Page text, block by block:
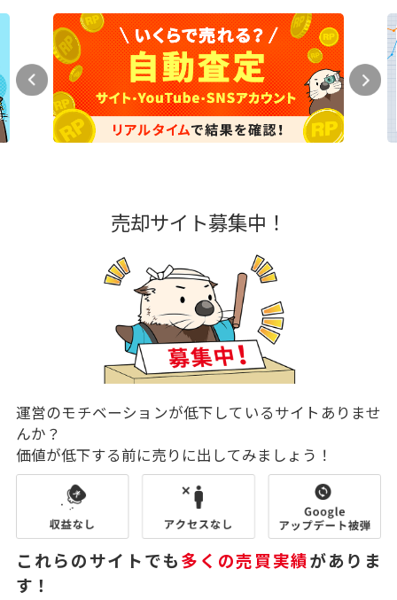
売却サイト募集中！
運営のモチベーションが低下しているサイトありませ
んか？
価値が低下する前に売りに出してみましょう！
これらのサイトでも多くの売買実績がありま
す！